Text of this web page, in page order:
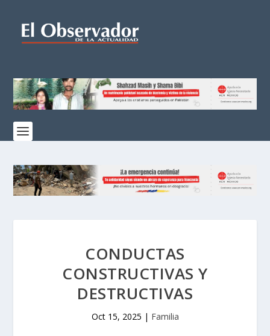
CONDUCTAS
CONSTRUCTIVAS Y
DESTRUCTIVAS
Oct 15, 2025 | Familia